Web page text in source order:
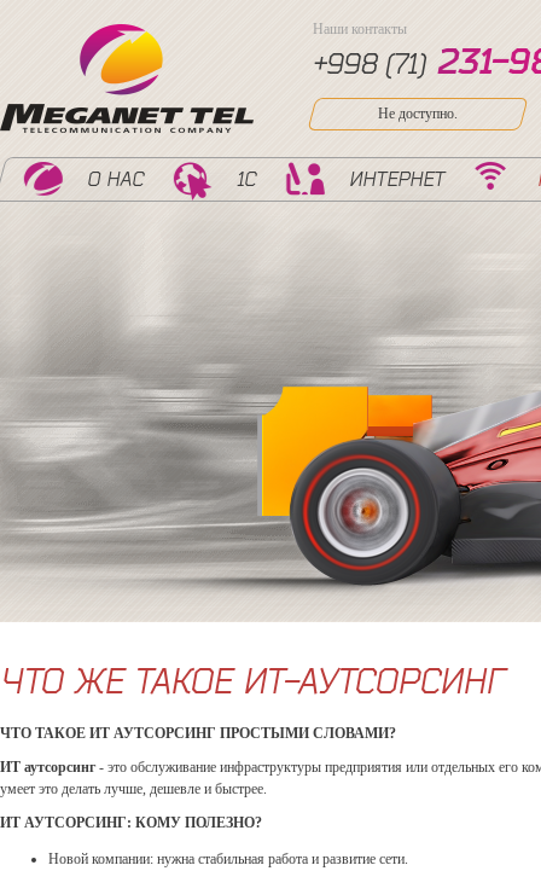
Наши контакты
+998 (71) 231-9
Не доступно.
О НАС 1С ИНТЕРНЕТ
ЧТО ЖЕ ТАКОЕ ИТ-АУТСОРСИНГ
ЧТО ТАКОЕ ИТ АУТСОРСИНГ ПРОСТЫМИ СЛОВАМИ?
ИТ аутсорсинг- это обслуживание инфраструктуры предприятия или отдельных его
умеет это делать лучше, дешевле и быстрее.
ИТ АУТСОРСИНГ: КОМУ ПОЛЕЗНО?
Новой компании: нужна стабильная работа и развитие сети.